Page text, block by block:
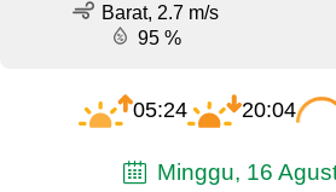
Barat, 2.7 m/s
95 %
05:24 20:04
Minggu, 16